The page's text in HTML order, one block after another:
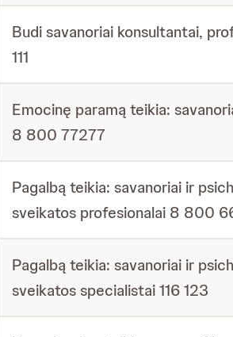
Budi savanoriai konsultantai,
111
Emocinę paramą teikia:
8 800 77277
Pagalbą teikia: savanoriai ir
sveikatos profesionalai 8 800
Pagalbą teikia: savanoriai ir
sveikatos specialistai 116 123